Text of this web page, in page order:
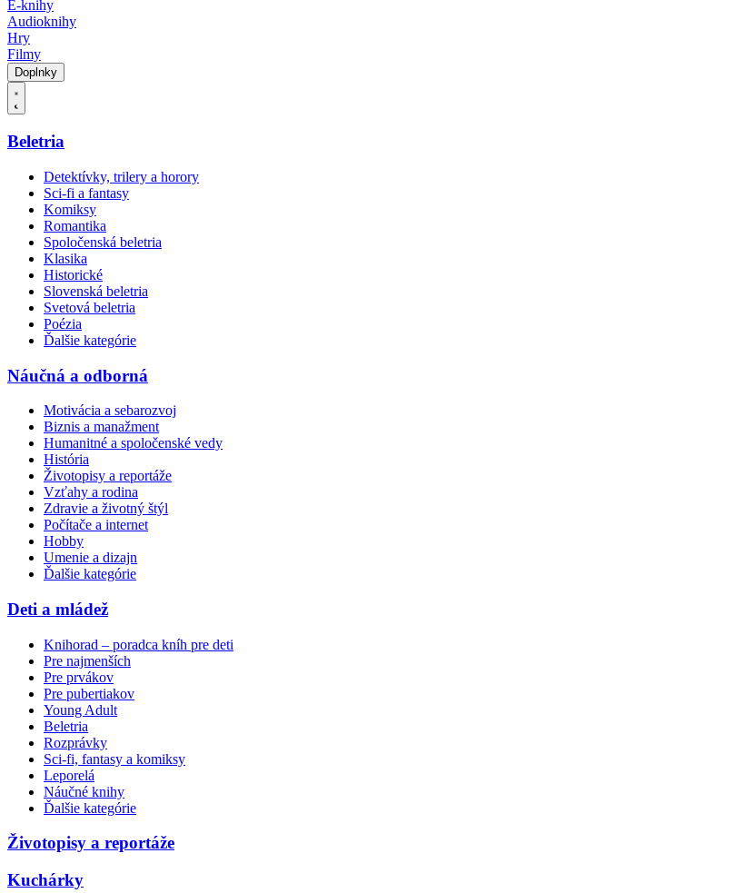
E-knihy
Audioknihy
Hry
Filmy
Doplnky
Beletria
Detektívky, trilery a horory
Sci-fi a fantasy
Komiksy
Romantika
Spoločenská beletria
Klasika
Historické
Slovenská beletria
Svetová beletria
Poézia
Ďalšie kategórie
Náučná a odborná
Motivácia a sebarozvoj
Biznis a manažment
Humanitné a spoločenské vedy
História
Životopisy a reportáže
Vzťahy a rodina
Zdravie a životný štýl
Počítače a internet
Hobby
Umenie a dizajn
Ďalšie kategórie
Deti a mládež
Knihorad – poradca kníh pre deti
Pre najmenších
Pre prvákov
Pre pubertiakov
Young Adult
Beletria
Rozprávky
Sci-fi, fantasy a komiksy
Leporelá
Náučné knihy
Ďalšie kategórie
Životopisy a reportáže
Kuchárky